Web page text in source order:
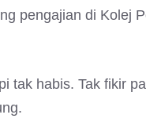
pengajian di Kolej
tak habis. Tak fikir